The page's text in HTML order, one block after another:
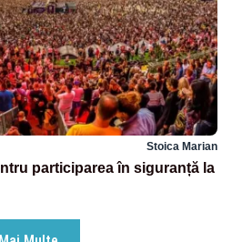
Stoica Marian
participarea în siguranță la